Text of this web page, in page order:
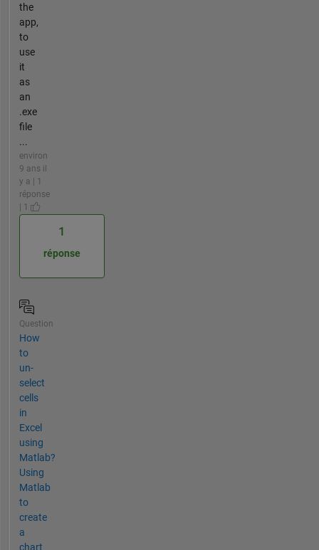
the
app,
to
use
it
as
an
.exe
file
...
environ
9 ans il
y a | 1
réponse
| 1
1
réponse
Question
How
to
un-
select
cells
in
Excel
using
Matlab?
Using
Matlab
to
create
a
chart